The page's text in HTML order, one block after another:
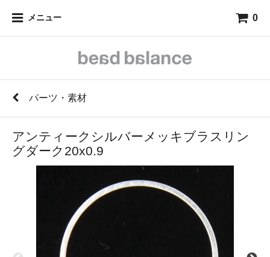
メニュー 0
パーツ・素材
アンティークシルバーメッキブラスリン
グダーク20x0.9